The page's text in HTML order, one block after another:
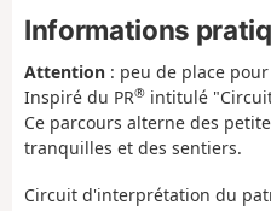
Informations
Attention : peu de place
Inspiré du PR® intitulé
Ce parcours alterne des
tranquilles et des sentiers.
Circuit d'interprétation du